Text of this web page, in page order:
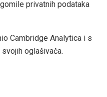
privatnih podataka
Cambridge Analytica i s
oglašivača.